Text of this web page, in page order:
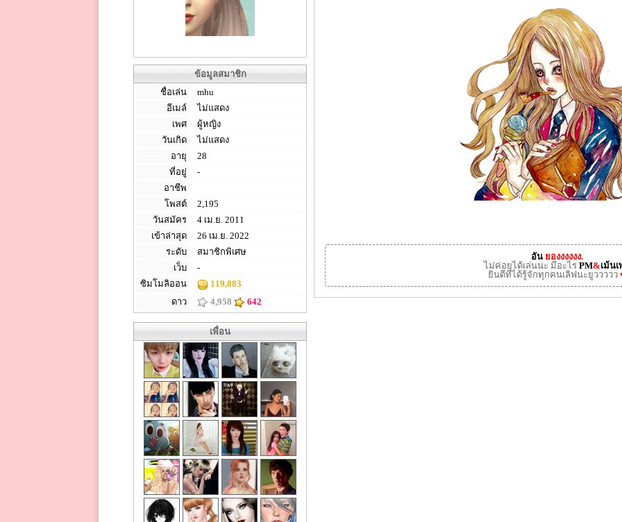
ข้อมูลสมาชิก
ชื่อเล่น
mhu
อีเมล์
ไม่แสดง
เพศ
ผู้หญิง
วันเกิด
ไม่แสดง
อายุ
28
ที่อยู่
-
อาชีพ
โพสต์
2,195
วันสมัคร
4 เม.ย. 2011
เข้าล่าสุด
26 เม.ย. 2022
ระดับ
สมาชิกพิเศษ
เว็บ
-
ซิมโมลิออน
119,883
ดาว
4,958 642
เพื่อน
อัน ยองงงงงง.
ไม่ค่อยได้เล่นนะ มีอะไร PM&เม้น
ยินดีที่ได้รู้จักทุกคนเลิฟนะยูววววว